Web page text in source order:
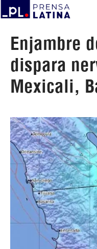
Enjambre
dispara
Mexicali,